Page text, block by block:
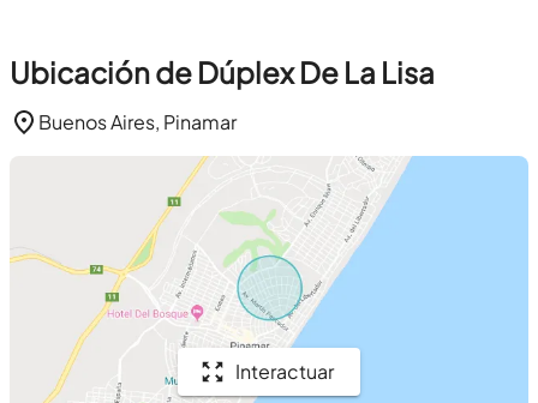
Ubicación de Dúplex De La Lisa
Buenos Aires, Pinamar
Interactuar